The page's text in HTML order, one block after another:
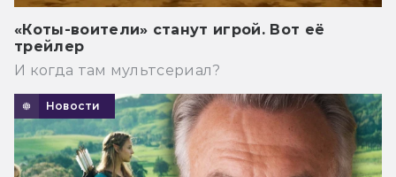
«Коты-воители» станут игрой. Вот её
трейлер
И когда там мультсериал?
Новости